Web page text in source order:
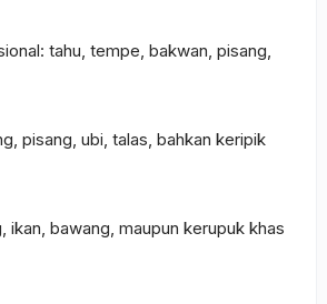
tahu, tempe, bakwan, pisang,
pisang, ubi, talas, bahkan keripik
ikan, bawang, maupun kerupuk khas